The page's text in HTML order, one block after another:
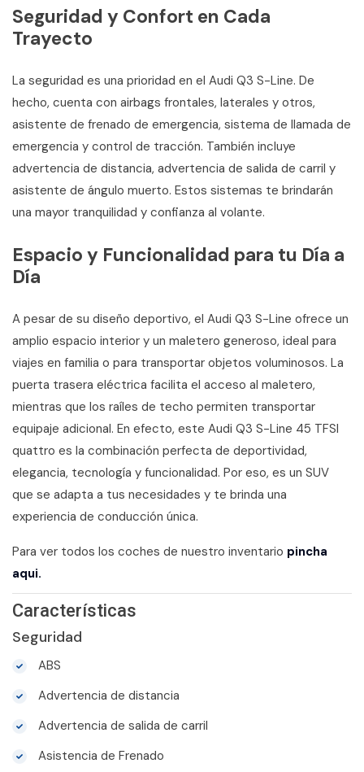
Seguridad y Confort en Cada
Trayecto
La seguridad es una prioridad en el Audi Q3 S-Line. De
hecho, cuenta con airbags frontales, laterales y otros,
asistente de frenado de emergencia, sistema de llamada de
emergencia y control de tracción. También incluye
advertencia de distancia, advertencia de salida de carril y
asistente de ángulo muerto. Estos sistemas te brindarán
una mayor tranquilidad y confianza al volante.
Espacio y Funcionalidad para tu Día a
Día
A pesar de su diseño deportivo, el Audi Q3 S-Line ofrece un
amplio espacio interior y un maletero generoso, ideal para
viajes en familia o para transportar objetos voluminosos. La
puerta trasera eléctrica facilita el acceso al maletero,
mientras que los raíles de techo permiten transportar
equipaje adicional. En efecto, este Audi Q3 S-Line 45 TFSI
quattro es la combinación perfecta de deportividad,
elegancia, tecnología y funcionalidad. Por eso, es un SUV
que se adapta a tus necesidades y te brinda una
experiencia de conducción única.
Para ver todos los coches de nuestro inventario pincha
aqui.
Características
Seguridad
ABS
Advertencia de distancia
Advertencia de salida de carril
Asistencia de Frenado